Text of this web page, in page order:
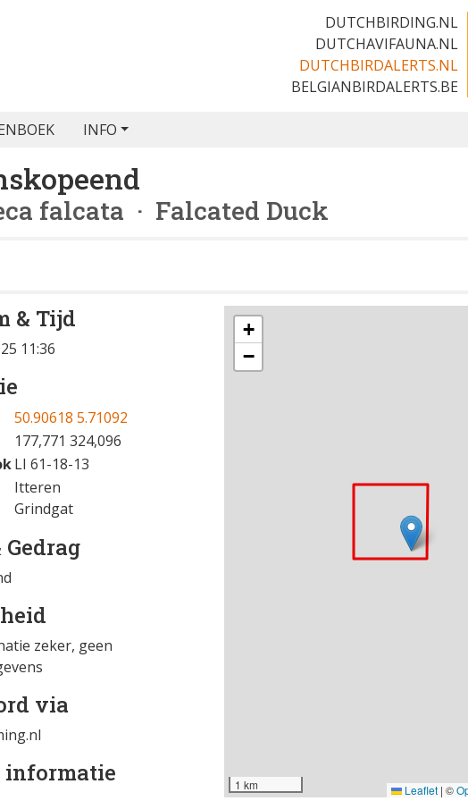
DUTCHBIRDING.NL
DUTCHAVIFAUNA.NL
DUTCHBIRDALERTS.NL
BELGIANBIRDALERTS.BE
INFO
falcata · Falcated Duck
& Tijd
11:36
177,771 324,096
LI 61-18-13
Itteren
zeker, geen
via